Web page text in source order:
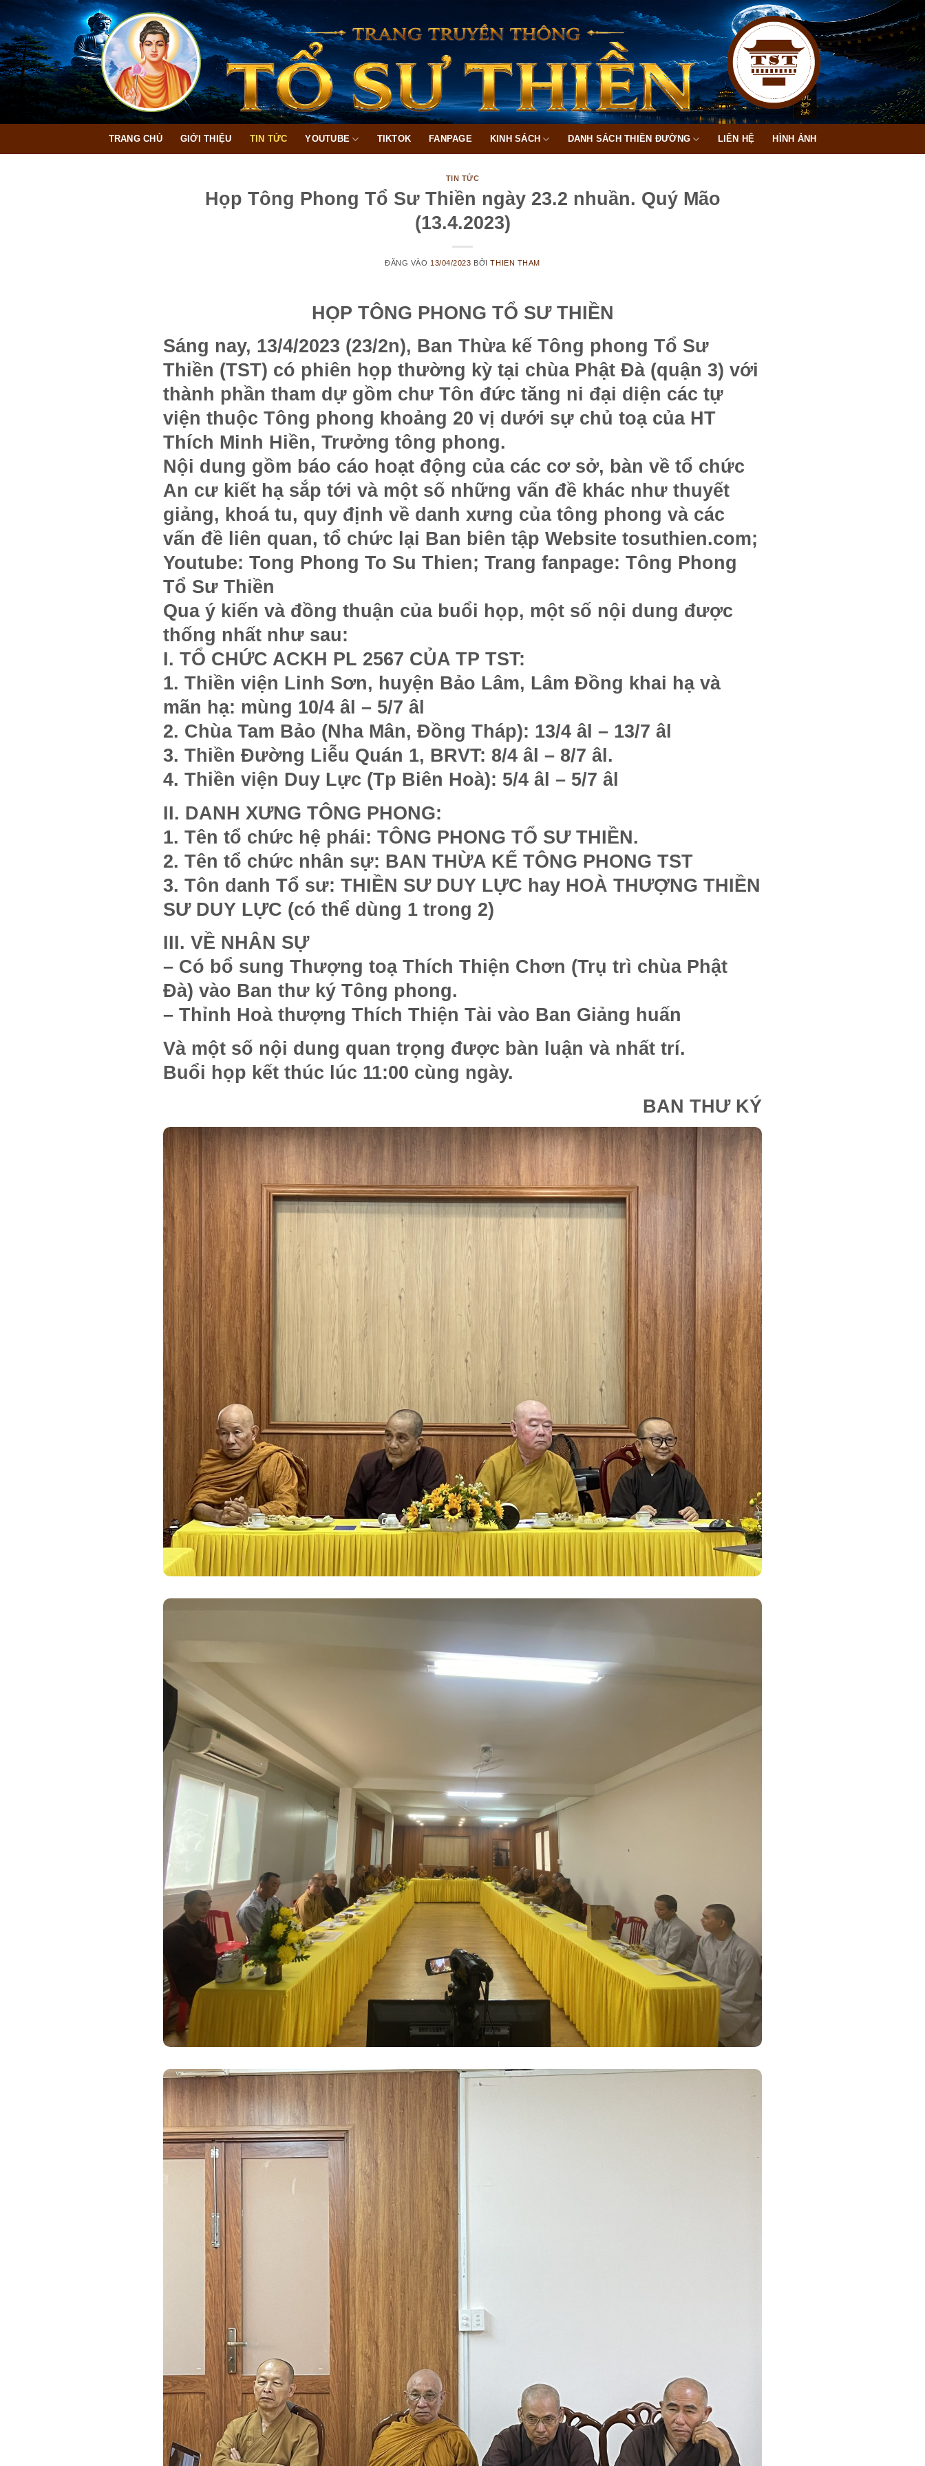
qua
nội
dung
TRANG CHỦ GIỚI THIỆU TIN TỨC YOUTUBE TIKTOK FANPAGE KINH SÁCH DANH SÁCH THIỀN ĐƯỜNG LIÊN HỆ HÌNH ẢNH
TIN TỨC
Họp Tông Phong Tổ Sư Thiền ngày 23.2 nhuần. Quý Mão
(13.4.2023)
ĐĂNG VÀO 13/04/2023 BỞITHIEN THAM
HỌP TÔNG PHONG TỔ SƯ THIỀN
Sáng nay, 13/4/2023 (23/2n), Ban Thừa kế Tông phong Tổ Sư
Thiền (TST) có phiên họp thường kỳ tại chùa Phật Đà (quận 3) với
thành phần tham dự gồm chư Tôn đức tăng ni đại diện các tự
viện thuộc Tông phong khoảng 20 vị dưới sự chủ toạ của HT
Thích Minh Hiền, Trưởng tông phong.
Nội dung gồm báo cáo hoạt động của các cơ sở, bàn về tổ chức
An cư kiết hạ sắp tới và một số những vấn đề khác như thuyết
giảng, khoá tu, quy định về danh xưng của tông phong và các
vấn đề liên quan, tổ chức lại Ban biên tập Website tosuthien.com;
Youtube: Tong Phong To Su Thien; Trang fanpage: Tông Phong
Tổ Sư Thiền
Qua ý kiến và đồng thuận của buổi họp, một số nội dung được
thống nhất như sau:
I. TỔ CHỨC ACKH PL 2567 CỦA TP TST:
1. Thiền viện Linh Sơn, huyện Bảo Lâm, Lâm Đồng khai hạ và
mãn hạ: mùng 10/4 âl – 5/7 âl
2. Chùa Tam Bảo (Nha Mân, Đồng Tháp): 13/4 âl – 13/7 âl
3. Thiền Đường Liễu Quán 1, BRVT: 8/4 âl – 8/7 âl.
4. Thiền viện Duy Lực (Tp Biên Hoà): 5/4 âl – 5/7 âl
II. DANH XƯNG TÔNG PHONG:
1. Tên tổ chức hệ phái: TÔNG PHONG TỔ SƯ THIỀN.
2. Tên tổ chức nhân sự: BAN THỪA KẾ TÔNG PHONG TST
3. Tôn danh Tổ sư: THIỀN SƯ DUY LỰC hay HOÀ THƯỢNG THIỀN
SƯ DUY LỰC (có thể dùng 1 trong 2)
III. VỀ NHÂN SỰ
– Có bổ sung Thượng toạ Thích Thiện Chơn (Trụ trì chùa Phật
Đà) vào Ban thư ký Tông phong.
– Thỉnh Hoà thượng Thích Thiện Tài vào Ban Giảng huấn
Và một số nội dung quan trọng được bàn luận và nhất trí.
Buổi họp kết thúc lúc 11:00 cùng ngày.
BAN THƯ KÝ